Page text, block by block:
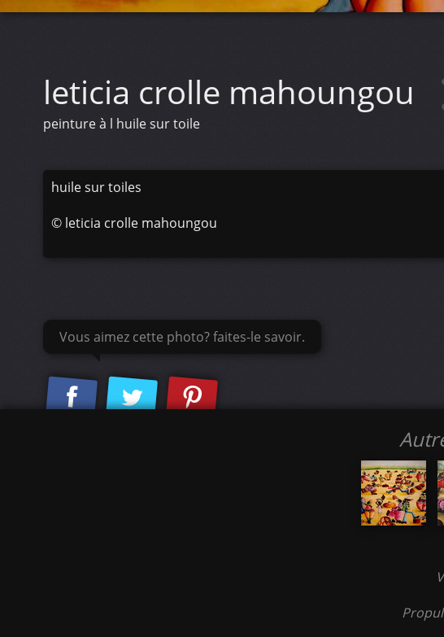
leticia crolle mahoungou
peinture à l huile sur toile
huile sur toiles
© leticia crolle mahoungou
Vous aimez cette photo? faites-le savoir.